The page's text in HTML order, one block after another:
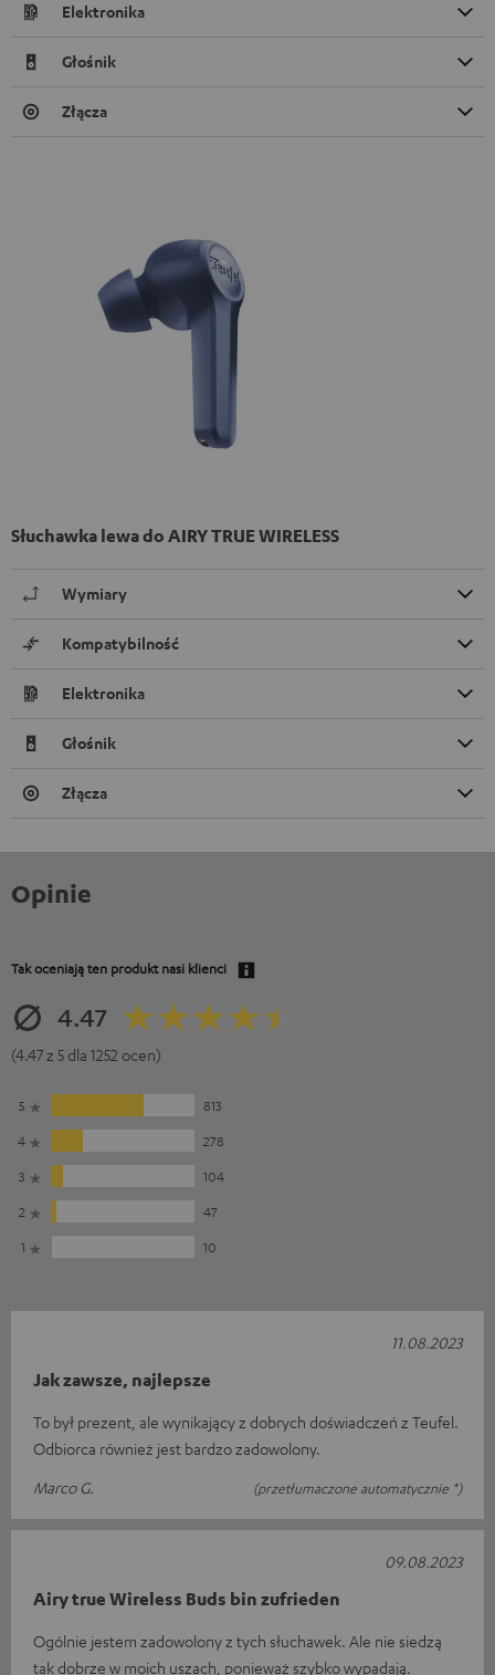
Elektronika
Głośnik
Złącza
Słuchawka lewa do AIRY TRUE WIRELESS
Wymiary
Kompatybilność
Elektronika
Głośnik
Złącza
Opinie
Tak oceniają ten produkt nasi klienci
4.47
(4.47 z 5 dla 1252 ocen)
5
813
4
278
3
104
2
47
1
10
Jak zawsze, najlepsze
To był prezent, ale wynikający z dobrych doświadczeń z Teufel.
Odbiorca również jest bardzo zadowolony.
Marco G.
(przetłumaczone automatycznie *)
11.08.2023
Airy true Wireless Buds bin zufrieden
Ogólnie jestem zadowolony z tych słuchawek. Ale nie siedzą
tak dobrze w moich uszach, ponieważ szybko wypadają.
09.08.2023